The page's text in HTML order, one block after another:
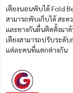
เตียงนอนพับได้ Fold
สามารถพับเก็บได้ สะด
และยางกันลื่นติดตั้งมา
เตียงสามารถปรับระดั
แต่ละคนที่แตกต่างกัน